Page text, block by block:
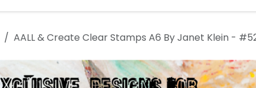
AALL & Create Clear Stamps A6 By Janet Klein -